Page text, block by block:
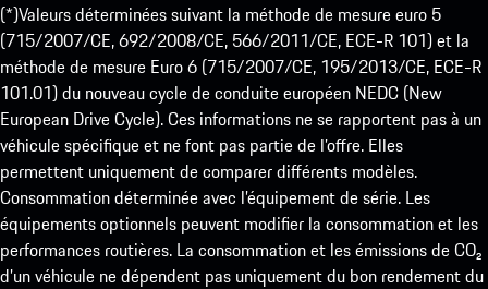
(*)Valeurs déterminées suivant la méthode de mesure euro 5
(715/2007/CE, 692/2008/CE, 566/2011/CE, ECE-R 101) et la
méthode de mesure Euro 6 (715/2007/CE, 195/2013/CE, ECE-R
101.01) du nouveau cycle de conduite européen NEDC (New
European Drive Cycle). Ces informations ne se rapportent pas à un
véhicule spécifique et ne font pas partie de l’offre. Elles
permettent uniquement de comparer différents modèles.
Consommation déterminée avec l’équipement de série. Les
équipements optionnels peuvent modifier la consommation et les
performances routières. La consommation et les émissions de CO₂
d’un véhicule ne dépendent pas uniquement du bon rendement du